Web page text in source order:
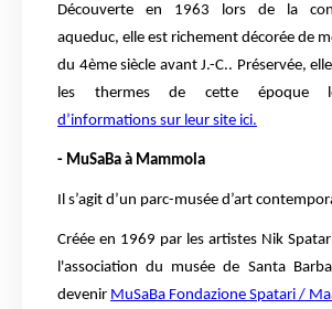
Découverte en 1963 lors de la
aqueduc, elle est richement décorée de
du 4ème siècle avant J.-C.. Préservée,
les thermes de cette époque
d’informations sur leur site ici.
- MuSaBa à Mammola
Il s’agit d’un parc-musée d’art
Créée en 1969 par les artistes Nik
l'association du musée de Santa
devenir MuSaBa Fondazione Spatari /